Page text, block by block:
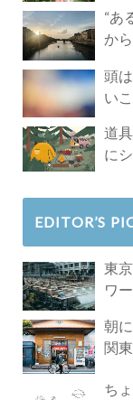
“あ
か
頭
い
道
に
EDITOR’S
東
ワ
朝
関
ち